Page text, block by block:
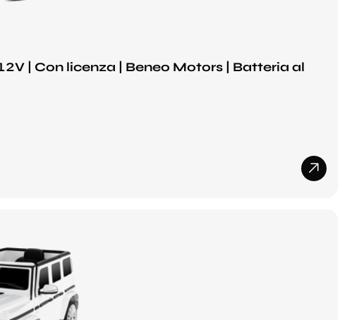
| Con licenza | Beneo Motors | Batteria al